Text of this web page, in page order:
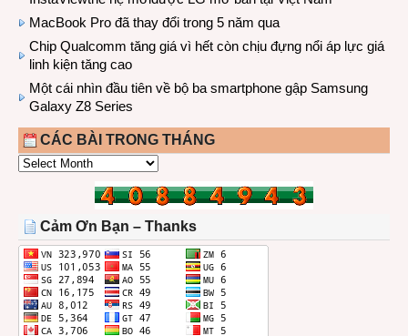
MacBook Pro đã thay đổi trong 5 năm qua
Chip Qualcomm tăng giá vì hết còn chịu đựng nổi áp lực giá
linh kiện tăng cao
Một cái nhìn đầu tiên về bộ ba smartphone gập Samsung
Galaxy Z8 Series
CÁC BÀI TRONG THÁNG
CÁC
THÁNG
Cảm Ơn Bạn – Thanks